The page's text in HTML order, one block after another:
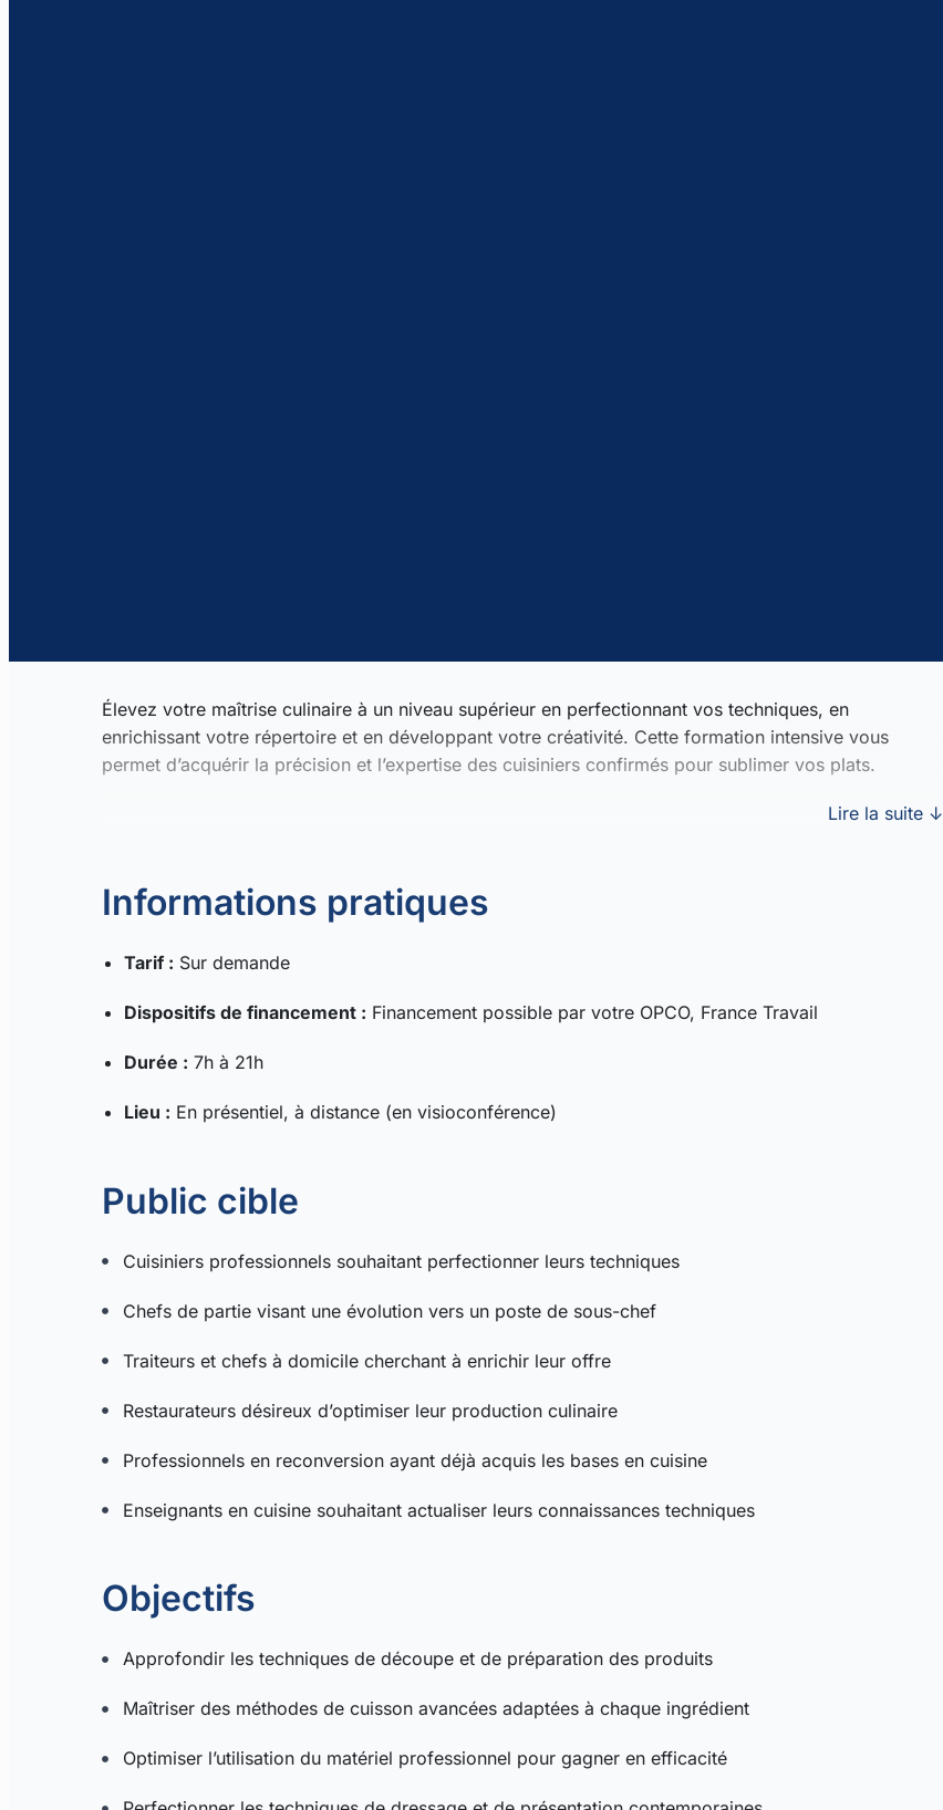
Élevez votre maîtrise culinaire à un niveau supérieur en perfectionnant vos techniques, en
enrichissant votre répertoire et en développant votre créativité. Cette formation intensive vous
permet d’acquérir la précision et l’expertise des cuisiniers confirmés pour sublimer vos plats.
Lire la suite ↓
Informations pratiques
Tarif : Sur demande
Dispositifs de financement : Financement possible par votre OPCO, France Travail
Durée : 7h à 21h
Lieu : En présentiel, à distance (en visioconférence)
Public cible
Cuisiniers professionnels souhaitant perfectionner leurs techniques
Chefs de partie visant une évolution vers un poste de sous-chef
Traiteurs et chefs à domicile cherchant à enrichir leur offre
Restaurateurs désireux d’optimiser leur production culinaire
Professionnels en reconversion ayant déjà acquis les bases en cuisine
Enseignants en cuisine souhaitant actualiser leurs connaissances techniques
Objectifs
Approfondir les techniques de découpe et de préparation des produits
Maîtriser des méthodes de cuisson avancées adaptées à chaque ingrédient
Optimiser l’utilisation du matériel professionnel pour gagner en efficacité